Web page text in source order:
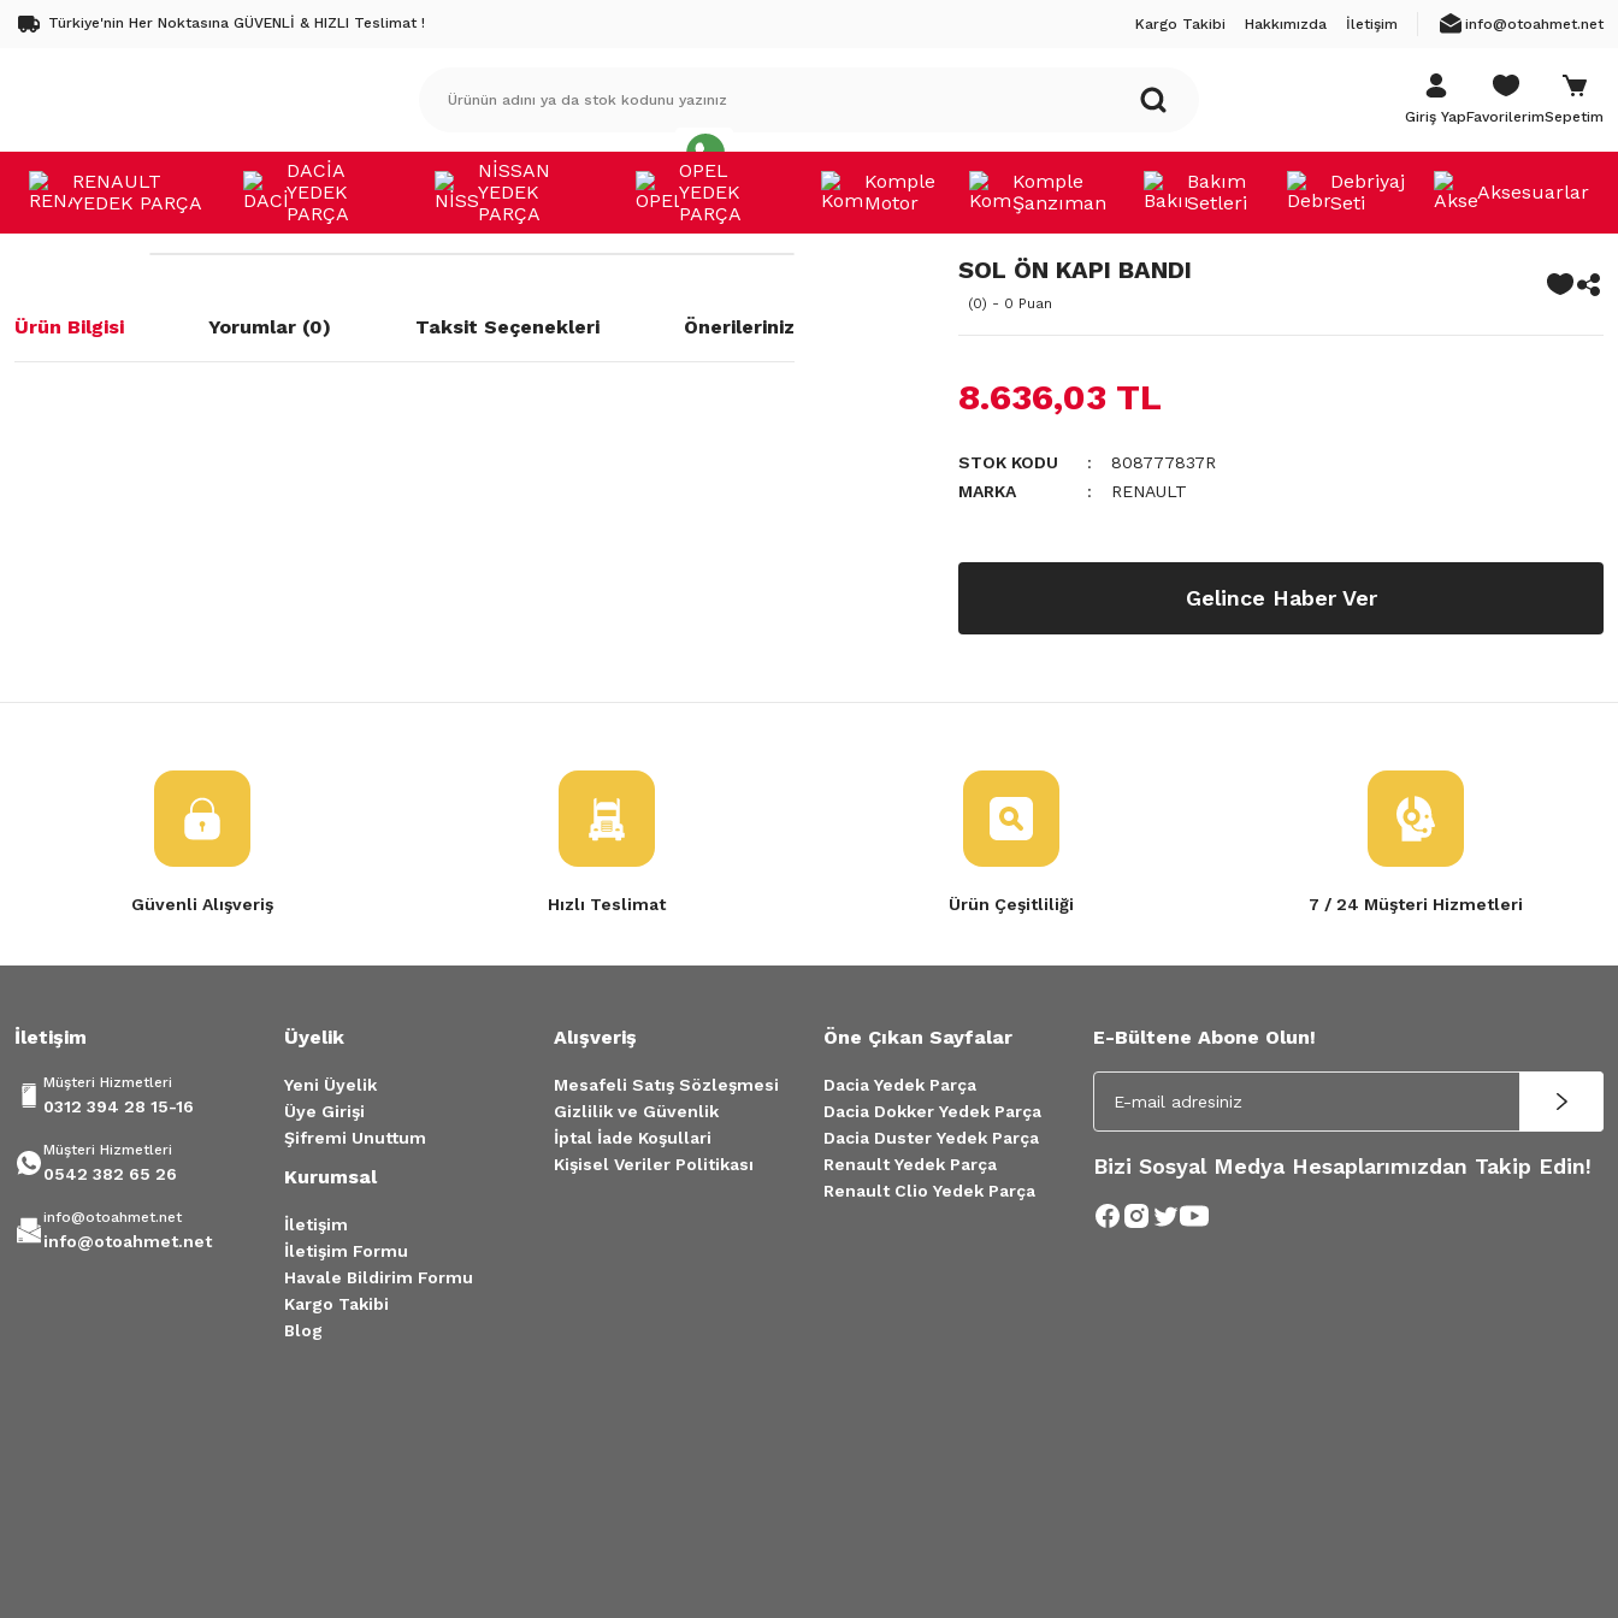
Türkiye'nin Her Noktasına GÜVENLİ & HIZLI Teslimat ! Kargo Takibi Hakkımızda İletişim info@otoahmet.net
Giriş YapFavorilerimSepetim
RENAULT
YEDEK PARÇA
DACİA
YEDEK
PARÇA
NİSSAN
YEDEK
PARÇA
OPEL
YEDEK
PARÇA
Komple
Motor
Komple
Şanzıman
Bakım
Setleri
Debriyaj
Seti
Aksesuarlar
Ürün Bilgisi Yorumlar (0) Taksit Seçenekleri Önerileriniz
SOL ÖN KAPI BANDI
(0) - 0 Puan
8.636,03 TL
STOK KODU
808777837R
MARKA
RENAULT
Gelince Haber Ver
Güvenli Alışveriş Hızlı Teslimat Ürün Çeşitliliği 7 / 24 Müşteri Hizmetleri
İletişim
Müşteri Hizmetleri
0312 394 28 15-16
Müşteri Hizmetleri
0542 382 65 26
info@otoahmet.net
info@otoahmet.net
Üyelik
Yeni Üyelik
Üye Girişi
Şifremi Unuttum
Kurumsal
İletişim
İletişim Formu
Havale Bildirim Formu
Kargo Takibi
Blog
Alışveriş
Mesafeli Satış Sözleşmesi
Gizlilik ve Güvenlik
İptal İade Koşullari
Kişisel Veriler Politikası
Öne Çıkan Sayfalar
Dacia Yedek Parça
Dacia Dokker Yedek Parça
Dacia Duster Yedek Parça
Renault Yedek Parça
Renault Clio Yedek Parça
E-Bültene Abone Olun!
Bizi Sosyal Medya Hesaplarımızdan Takip Edin!